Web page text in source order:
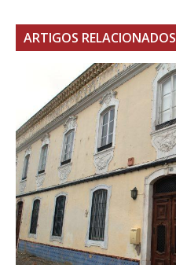
ARTIGOS RELACIONADOS